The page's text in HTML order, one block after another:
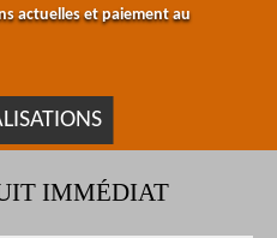
actuelles et paiement au
IMMÉDIAT